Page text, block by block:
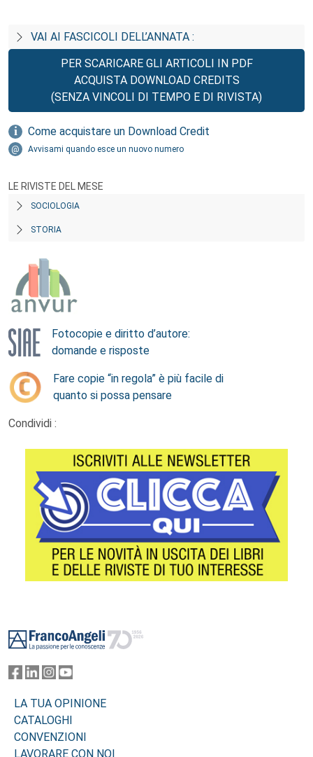
VAI AI FASCICOLI DELL’ANNATA :
PER SCARICARE GLI ARTICOLI IN PDF
ACQUISTA DOWNLOAD CREDITS
(SENZA VINCOLI DI TEMPO E DI RIVISTA)
Come acquistare un Download Credit
Avvisami quando esce un nuovo numero
LE RIVISTE DEL MESE
SOCIOLOGIA
STORIA
Fotocopie e diritto d’autore:
domande e risposte
Fare copie “in regola” è più facile di
quanto si possa pensare
Condividi :
LA TUA OPINIONE
CATALOGHI
CONVENZIONI
LAVORARE CON NOI